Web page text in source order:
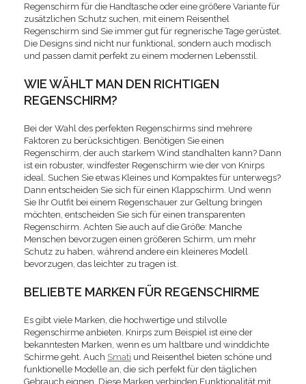
Regenschirm für die Handtasche oder eine größere Variante für
zusätzlichen Schutz suchen, mit einem Reisenthel
Regenschirm sind Sie immer gut für regnerische Tage gerüstet.
Die Designs sind nicht nur funktional, sondern auch modisch
und passen damit perfekt zu einem modernen Lebensstil.
WIE WÄHLT MAN DEN RICHTIGEN
REGENSCHIRM?
Bei der Wahl des perfekten Regenschirms sind mehrere
Faktoren zu berücksichtigen. Benötigen Sie einen
Regenschirm, der auch starkem Wind standhalten kann? Dann
ist ein robuster, windfester Regenschirm wie der von Knirps
ideal. Suchen Sie etwas Kleines und Kompaktes für unterwegs?
Dann entscheiden Sie sich für einen Klappschirm. Und wenn
Sie Ihr Outfit bei einem Regenschauer zur Geltung bringen
möchten, entscheiden Sie sich für einen transparenten
Regenschirm. Achten Sie auch auf die Größe: Manche
Menschen bevorzugen einen größeren Schirm, um mehr
Schutz zu haben, während andere ein kleineres Modell
bevorzugen, das leichter zu tragen ist.
BELIEBTE MARKEN FÜR REGENSCHIRME
Es gibt viele Marken, die hochwertige und stilvolle
Regenschirme anbieten. Knirps zum Beispiel ist eine der
bekanntesten Marken, wenn es um haltbare und winddichte
Schirme geht. Auch Smati und Reisenthel bieten schöne und
funktionelle Modelle an, die sich perfekt für den täglichen
Gebrauch eignen. Diese Marken verbinden Funktionalität mit